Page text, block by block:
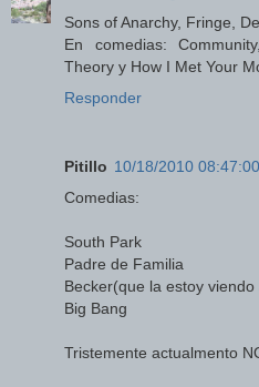
Sons of Anarchy, Fringe,
En comedias:
Theory y How I Met Your
Responder
Pitillo 10/18/2010 08:47:00
Comedias:
South Park
Padre de Familia
Becker(que la estoy viendo
Big Bang
Tristemente actualmento